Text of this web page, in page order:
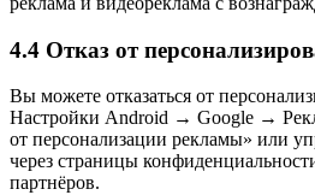
4.4 Отказ от
Вы можете отказаться от
Настройки Android → Google →
от персонализации рекламы» или
через страницы
партнёров.